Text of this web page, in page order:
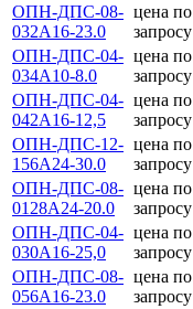
ОПН-ДПС-08-
032А16-23.0
цена по
запросу
ОПН-ДПС-04-
034А10-8.0
цена по
запросу
ОПН-ДПС-04-
042А16-12,5
цена по
запросу
ОПН-ДПС-12-
156А24-30.0
цена по
запросу
ОПН-ДПС-08-
0128А24-20.0
цена по
запросу
ОПН-ДПС-04-
030А16-25,0
цена по
запросу
ОПН-ДПС-08-
056А16-23.0
цена по
запросу